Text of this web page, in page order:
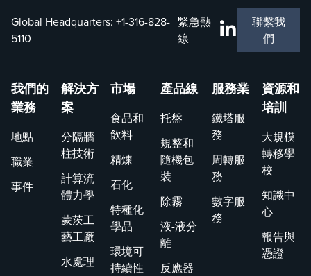
Global Headquarters: +1-316-828-
5110
緊急熱
線
聯繫我
們
我們的
業務
地點
職業
事件
解決方
案
分隔牆
柱技術
計算流
體力學
蒙茨工
藝工廠
水處理
市場
食品和
飲料
精煉
石化
特種化
學品
環境可
持續性
產品線
托盤
規整和
隨機包
裝
除霧
液-液分
離
反應器
服務業
鐵塔服
務
周轉服
務
數字服
務
資源和
培訓
大規模
轉移學
校
知識中
心
報告與
憑證